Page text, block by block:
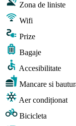
Zona de liniste
Wifi
Prize
Bagaje
Accesibilitate
Mancare si
Aer condiționat
Bicicleta